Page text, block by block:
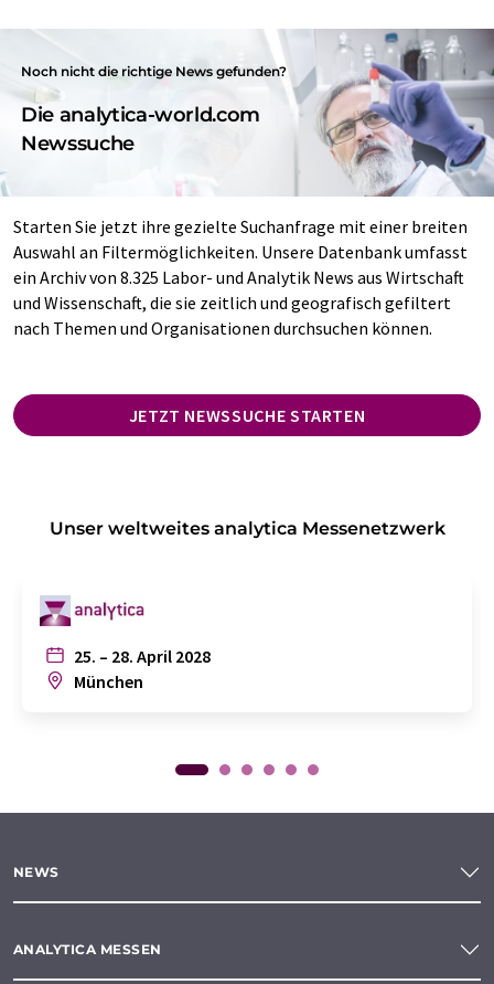
Noch nicht die richtige News gefunden?
Die analytica-world.com
Newssuche
Starten Sie jetzt ihre gezielte Suchanfrage mit einer breiten
Auswahl an Filtermöglichkeiten. Unsere Datenbank umfasst
ein Archiv von 8.325 Labor- und Analytik News aus Wirtschaft
und Wissenschaft, die sie zeitlich und geografisch gefiltert
nach Themen und Organisationen durchsuchen können.
JETZT NEWSSUCHE STARTEN
Unser weltweites analytica Messenetzwerk
25. – 28. April 2028
München
NEWS
ANALYTICA MESSEN